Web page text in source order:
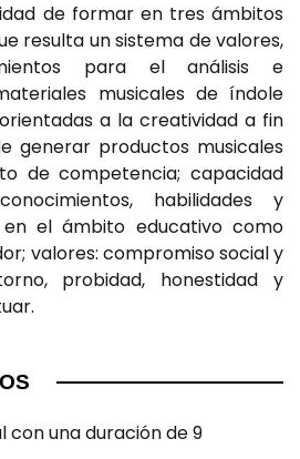
de formar en tres ámbitos
resulta un sistema de valores,
para el análisis e
musicales de índole
a la creatividad a fin
generar productos musicales
de competencia; capacidad
habilidades y
el ámbito educativo como
valores: compromiso social y
probidad, honestidad y
con una duración de 9